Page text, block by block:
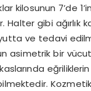
kilosunun 7’de
gibi ağırlık
ve tedavi
asimetrik bir